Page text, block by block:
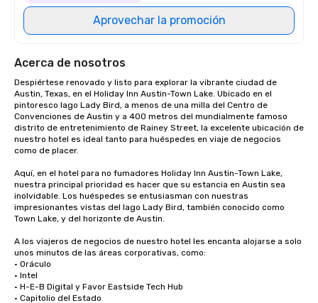
Aprovechar la promoción
Acerca de nosotros
Despiértese renovado y listo para explorar la vibrante ciudad de
Austin, Texas, en el Holiday Inn Austin-Town Lake. Ubicado en el
pintoresco lago Lady Bird, a menos de una milla del Centro de
Convenciones de Austin y a 400 metros del mundialmente famoso
distrito de entretenimiento de Rainey Street, la excelente ubicación de
nuestro hotel es ideal tanto para huéspedes en viaje de negocios
como de placer.
Aquí, en el hotel para no fumadores Holiday Inn Austin-Town Lake,
nuestra principal prioridad es hacer que su estancia en Austin sea
inolvidable. Los huéspedes se entusiasman con nuestras
impresionantes vistas del lago Lady Bird, también conocido como
Town Lake, y del horizonte de Austin.
A los viajeros de negocios de nuestro hotel les encanta alojarse a solo
unos minutos de las áreas corporativas, como:
• Oráculo
• Intel
• H-E-B Digital y Favor Eastside Tech Hub
• Capitolio del Estado